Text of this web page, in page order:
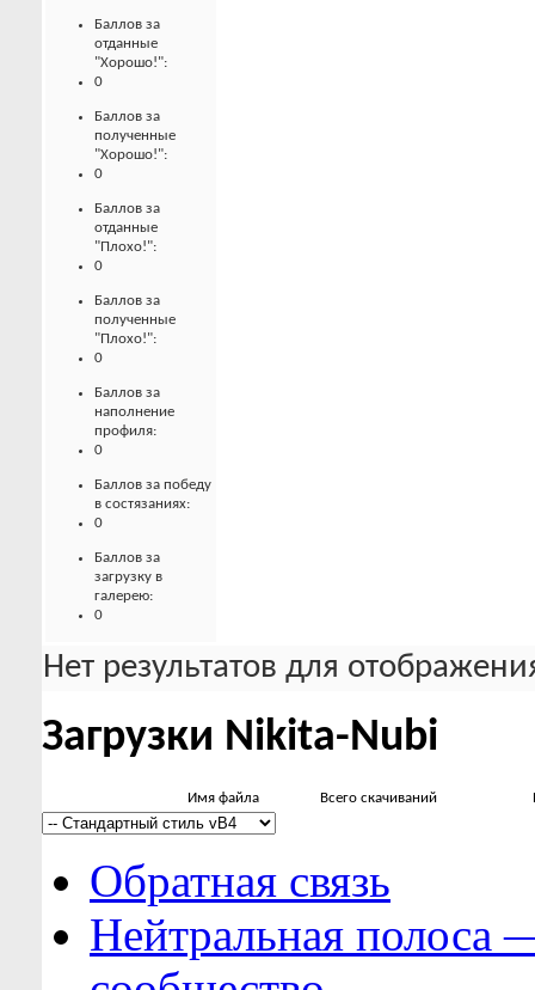
Баллов за
отданные
"Хорошо!":
0
Баллов за
полученные
"Хорошо!":
0
Баллов за
отданные
"Плохо!":
0
Баллов за
полученные
"Плохо!":
0
Баллов за
наполнение
профиля:
0
Баллов за победу
в состязаниях:
0
Баллов за
загрузку в
галерею:
0
Нет результатов для
Загрузки Nikita-Nubi
Имя файла Всего скачиваний
Обратная связь
Нейтральная полоса